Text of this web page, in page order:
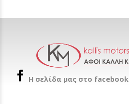
H σελίδα μας στο facebook